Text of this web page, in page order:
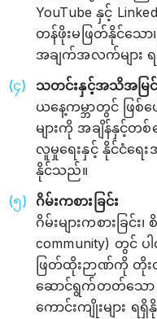
YouTube နှင့်
တန်ဖိုးမဖြတ်နိုင်သော
အချက်အလက်များ ရ
သတင်းနှင့်အသိအမြင်
ယနေ့ကမ္ဘာတွင် ဖြစ်ပ
များကို အချိန်နှင့်တ
လူမှုရေးနှင့် နိုင်ငံရေ
နိုင်သည်။
ဂိမ်းကစားခြင်း
ဂိမ်းများကစားခြင်
community) တွင် ပ
ဖြတ်ထိုးဉာဏ်ကို တိုးတက်
ဆောင်ရွက်တတ်သော
ကောင်းကျိုးများ